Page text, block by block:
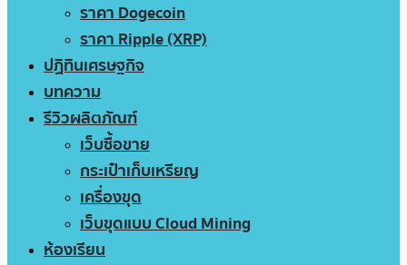
ราคา Dogecoin
ราคา Ripple (XRP)
ปฏิทินเศรษฐกิจ
บทความ
รีวิวผลิตภัณฑ์
เว็บซื้อขาย
กระเป๋าเก็บเหรียญ
เครื่องขุด
เว็บขุดแบบ Cloud Mining
ห้องเรียน